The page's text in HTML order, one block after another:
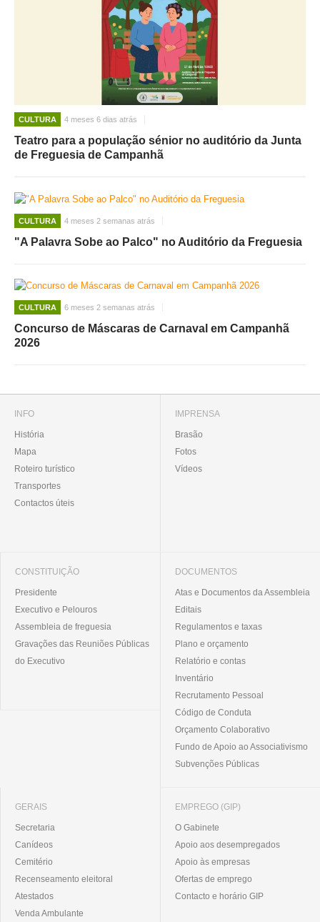
CULTURA 4 meses 6 dias atrás
Teatro para a população sénior no auditório da Junta
de Freguesia de Campanhã
CULTURA 4 meses 2 semanas atrás
"A Palavra Sobe ao Palco" no Auditório da Freguesia
CULTURA 6 meses 2 semanas atrás
Concurso de Máscaras de Carnaval em Campanhã
2026
INFO
História
Mapa
Roteiro turístico
Transportes
Contactos úteis
IMPRENSA
Brasão
Fotos
Vídeos
CONSTITUIÇÃO
Presidente
Executivo e Pelouros
Assembleia de freguesia
Gravações das Reuniões Públicas
do Executivo
DOCUMENTOS
Atas e Documentos da Assembleia
Editais
Regulamentos e taxas
Plano e orçamento
Relatório e contas
Inventário
Recrutamento Pessoal
Código de Conduta
Orçamento Colaborativo
Fundo de Apoio ao Associativismo
Subvenções Públicas
GERAIS
Secretaria
Canídeos
Cemitério
Recenseamento eleitoral
Atestados
Venda Ambulante
EMPREGO (GIP)
O Gabinete
Apoio aos desempregados
Apoio às empresas
Ofertas de emprego
Contacto e horário GIP